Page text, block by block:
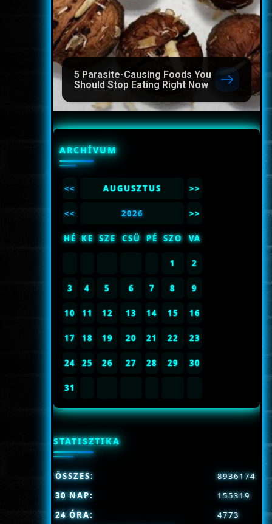
5 Parasite-Causing Foods You
Should Stop Eating Right Now
ARCHÍVUM
<< AUGUSZTUS >>
<< 2026 >>
HÉ KE SZE CSÜ PÉ SZO VA
1 2
3 4 5 6 7 8 9
10 11 12 13 14 15 16
17 18 19 20 21 22 23
24 25 26 27 28 29 30
31
STATISZTIKA
ÖSSZES:
8936174
30 NAP:
155319
24 ÓRA:
4773